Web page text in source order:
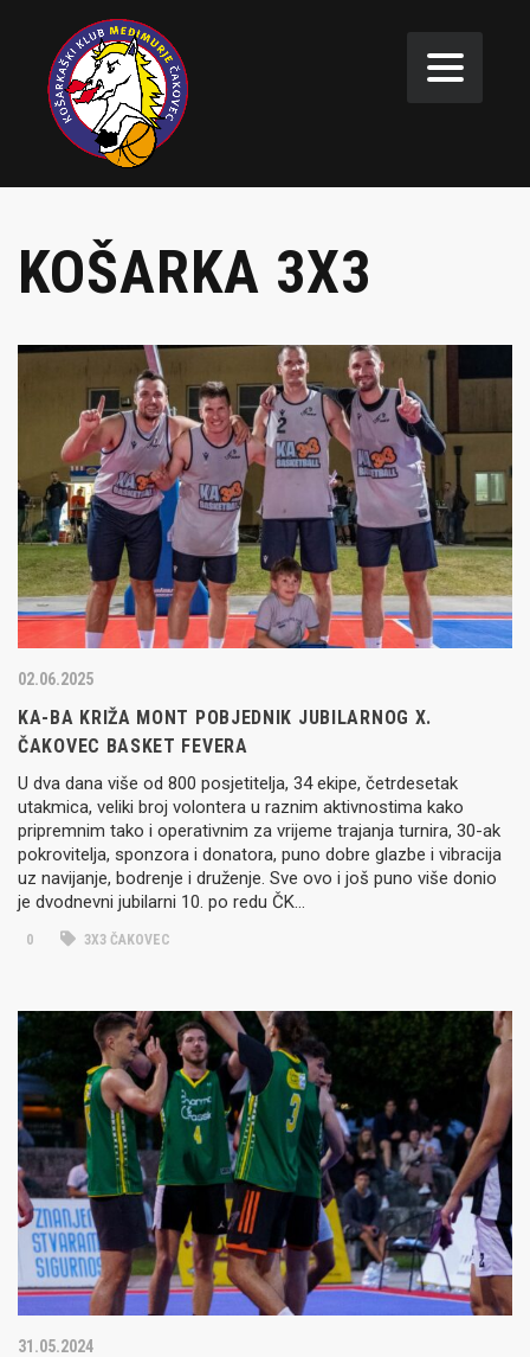
KOŠARKA 3X3
02.06.2025
KA-BA KRIŽA MONT POBJEDNIK JUBILARNOG X.
ČAKOVEC BASKET FEVERA
U dva dana više od 800 posjetitelja, 34 ekipe, četrdesetak
utakmica, veliki broj volontera u raznim aktivnostima kako
pripremnim tako i operativnim za vrijeme trajanja turnira, 30-ak
pokrovitelja, sponzora i donatora, puno dobre glazbe i vibracija
uz navijanje, bodrenje i druženje. Sve ovo i još puno više donio
je dvodnevni jubilarni 10. po redu ČK…
0 3X3 ČAKOVEC
31.05.2024